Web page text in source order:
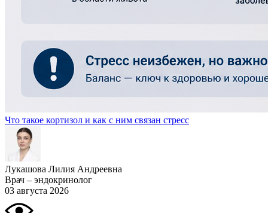
Что такое кортизол и как с ним связан стресс
Лукашова Лилия Андреевна
Врач – эндокринолог
03 августа 2026